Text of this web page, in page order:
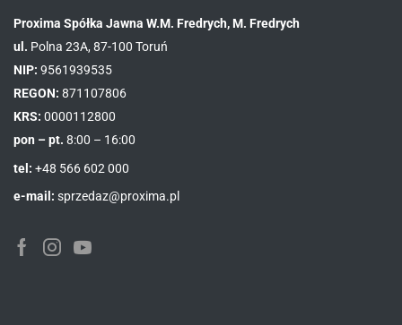
Proxima Spółka Jawna W.M. Fredrych, M. Fredrych
ul. Polna 23A, 87-100 Toruń
NIP: 9561939535
REGON: 871107806
KRS: 0000112800
pon – pt. 8:00 – 16:00
tel: +48 566 602 000
e-mail: sprzedaz@proxima.pl
FacebookInstagramYoutube